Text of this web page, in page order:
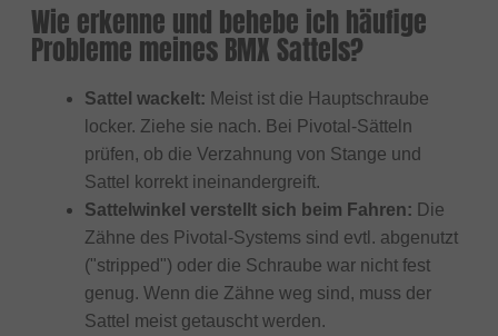
Wie erkenne und behebe ich häufige
Probleme meines BMX Sattels?
Sattel wackelt: Meist ist die Hauptschraube
locker. Ziehe sie nach. Bei Pivotal-Sätteln
prüfen, ob die Verzahnung von Stange und
Sattel korrekt ineinandergreift.
Sattelwinkel verstellt sich beim Fahren: Die
Zähne des Pivotal-Systems sind evtl. abgenutzt
("stripped") oder die Schraube war nicht fest
genug. Wenn die Zähne weg sind, muss der
Sattel meist getauscht werden.